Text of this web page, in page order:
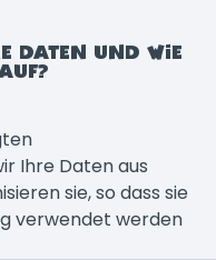
DATEN UND WIE
Ihre Daten aus
sie, so dass sie
verwendet werden